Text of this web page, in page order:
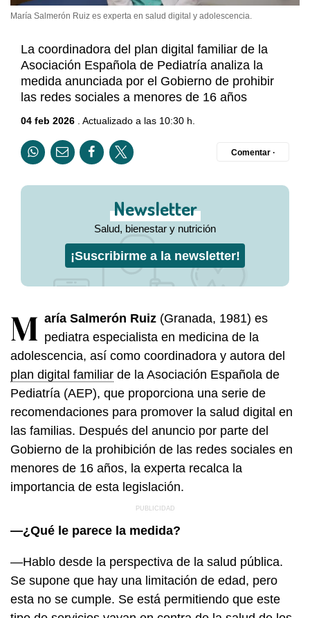
María Salmerón Ruiz es experta en salud digital y adolescencia.
La coordinadora del plan digital familiar de la
Asociación Española de Pediatría analiza la
medida anunciada por el Gobierno de prohibir
las redes sociales a menores de 16 años
04 feb 2026 . Actualizado a las 10:30 h.
Comentar ·
Newsletter
Salud, bienestar y nutrición
¡Suscribirme a la newsletter!
M aría Salmerón Ruiz (Granada, 1981) es
pediatra especialista en medicina de la
adolescencia, así como coordinadora y autora del
plan digital familiar de la Asociación Española de
Pediatría (AEP), que proporciona una serie de
recomendaciones para promover la salud digital en
las familias. Después del anuncio por parte del
Gobierno de la prohibición de las redes sociales en
menores de 16 años, la experta recalca la
importancia de esta legislación.
—¿Qué le parece la medida?
—Hablo desde la perspectiva de la salud pública.
Se supone que hay una limitación de edad, pero
esta no se cumple. Se está permitiendo que este